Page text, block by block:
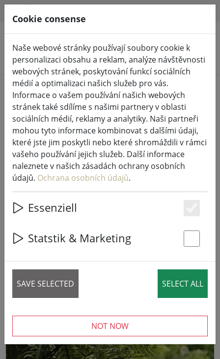
Hledat produkty
Home
Pohádková světla a osvětlení
Pohádková světla
Kaemingk Lumineo LED
pohádková světla Basic se
stmívačem 180 LED teplá bílá
venkovní 13,5 m černá
42% DISCOUNT
Cookie consense
Naše webové stránky používají soubory cookie k
personalizaci obsahu a reklam, analýze návštěvnosti
webových stránek, poskytování funkcí sociálních
médií a optimalizaci našich služeb pro vás.
Informace o vašem používání našich webových
stránek také sdílíme s našimi partnery v oblasti
sociálních médií, reklamy a analytiky. Naši partneři
mohou tyto informace kombinovat s dalšími údaji,
které jste jim poskytli nebo které shromáždili v rámci
vašeho používání jejich služeb. Další informace
naleznete v našich zásadách ochrany osobních
údajů. Ochrana osobních údajů.
Essenziell
Statstik & Marketing
SAVE SELECTED SELECT ALL
NOT NOW